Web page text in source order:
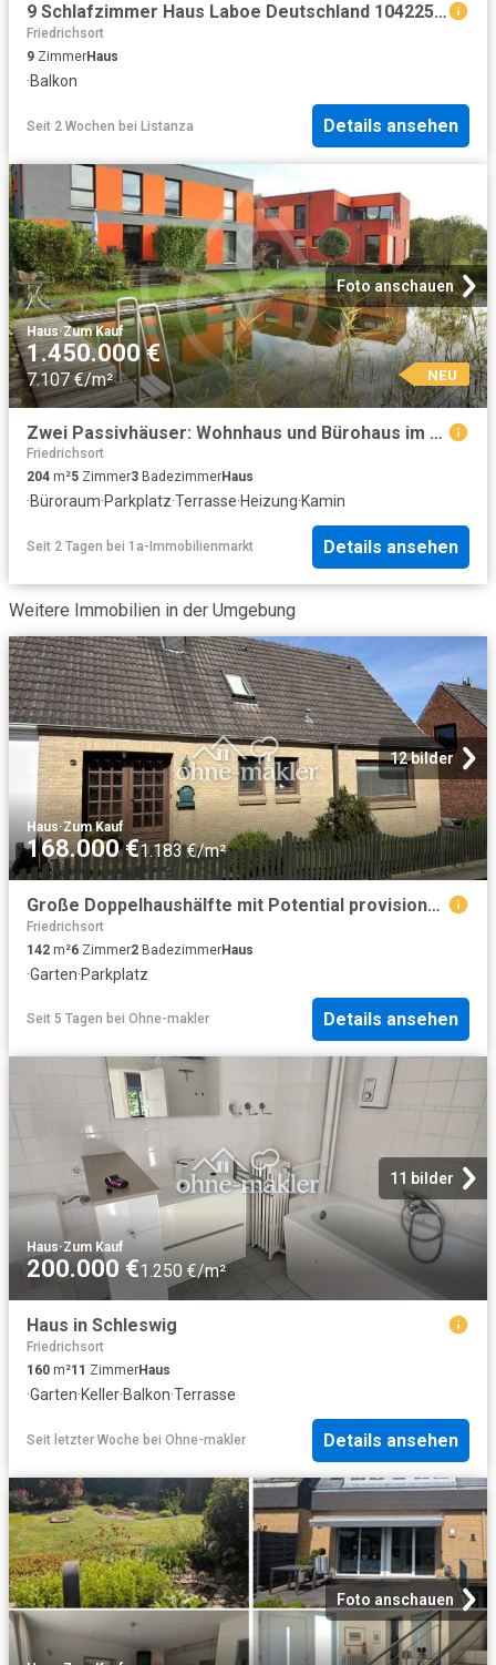
9 Schlafzimmer Haus Laboe Deutschland 104225568
Friedrichsort
9 ZimmerHaus
·Balkon
Seit 2 Wochen bei Listanza Details ansehen
Foto anschauen
Haus·Zum Kauf
1.450.000 €
7.107 €/m² NEU
Zwei Passivhäuser: Wohnhaus und Bürohaus im Gesamtpaket!
Friedrichsort
204 m²5 Zimmer3 BadezimmerHaus
·Büroraum·Parkplatz·Terrasse·Heizung·Kamin
Seit 2 Tagen bei 1a-Immobilienmarkt Details ansehen
Weitere Immobilien in der Umgebung
12 bilder
Haus·Zum Kauf
168.000 €1.183 €/m²
Große Doppelhaushälfte mit Potential provisionsfrei direkt vom Eigentümer
Friedrichsort
142 m²6 Zimmer2 BadezimmerHaus
·Garten·Parkplatz
Seit 5 Tagen bei Ohne-makler Details ansehen
11 bilder
Haus·Zum Kauf
200.000 €1.250 €/m²
Haus in Schleswig
Friedrichsort
160 m²11 ZimmerHaus
·Garten·Keller·Balkon·Terrasse
Seit letzter Woche bei Ohne-makler Details ansehen
Foto anschauen